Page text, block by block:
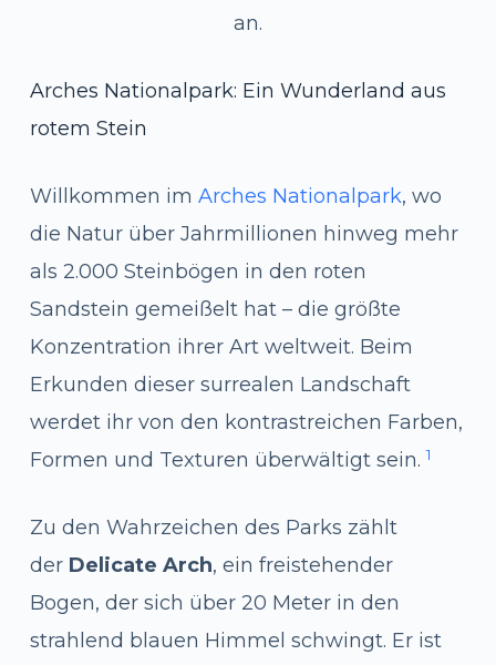
an.
Arches Nationalpark: Ein Wunderland aus
rotem Stein
Willkommen im Arches Nationalpark, wo
die Natur über Jahrmillionen hinweg mehr
als 2.000 Steinbögen in den roten
Sandstein gemeißelt hat – die größte
Konzentration ihrer Art weltweit. Beim
Erkunden dieser surrealen Landschaft
werdet ihr von den kontrastreichen Farben,
Formen und Texturen überwältigt sein. 1
Zu den Wahrzeichen des Parks zählt
der Delicate Arch, ein freistehender
Bogen, der sich über 20 Meter in den
strahlend blauen Himmel schwingt. Er ist